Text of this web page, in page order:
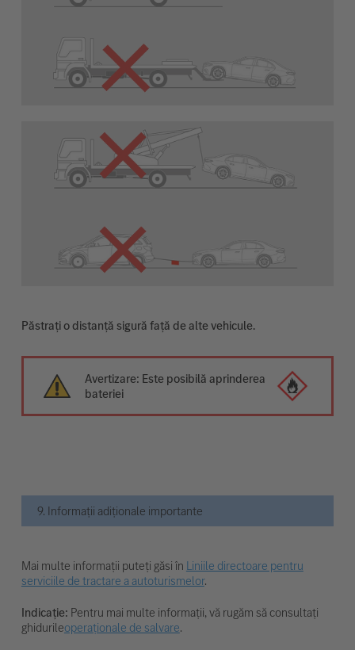
Păstrați o distanță sigură față de alte vehicule.
Avertizare: Este posibilă aprinderea
bateriei
9. Informații adiționale importante
Mai multe informații puteți găsi în Liniile directoare pentru
serviciile de tractare a autoturismelor.
Indicație: Pentru mai multe informații, vă rugăm să consultați
ghidurileoperaționale de salvare.